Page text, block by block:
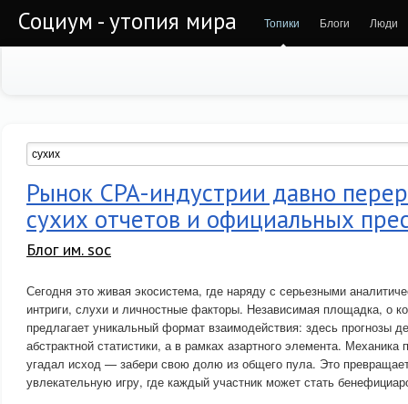
Социум - утопия мира Топики Блоги Люди
Рынок CPA-индустрии давно
сухих отчетов и официальных
Блог им. soc
Сегодня это живая экосистема, где наряду с серьезными
интриги, слухи и личностные факторы. Независимая площадка, о
предлагает уникальный формат взаимодействия: здесь прогнозы
абстрактной статистики, а в рамках азартного элемента. Механика
угадал исход — забери свою долю из общего пула. Это
увлекательную игру, где каждый участник может стать